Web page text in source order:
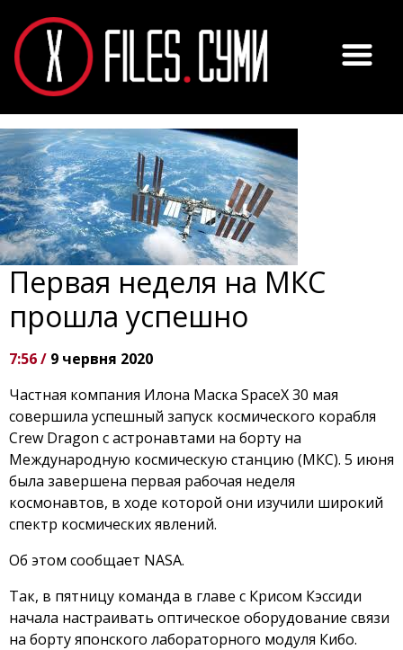
Первая неделя на МКС
прошла успешно
7:56 / 9 червня 2020
Частная компания Илона Маска SpaceX 30 мая
совершила успешный запуск космического корабля
Crew Dragon с астронавтами на борту на
Международную космическую станцию (МКС). 5 июня
была завершена первая рабочая неделя
космонавтов, в ходе которой они изучили широкий
спектр космических явлений.
Об этом сообщает NASA.
Так, в пятницу команда в главе с Крисом Кэссиди
начала настраивать оптическое оборудование связи
на борту японского лабораторного модуля Кибо.